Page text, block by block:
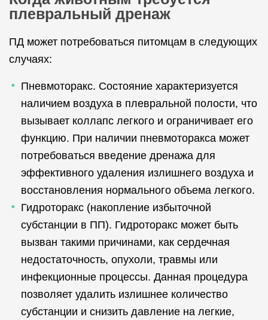
плевральный дренаж
ПД может потребоваться питомцам в следующих
случаях:
Пневмоторакс. Состояние характеризуется
наличием воздуха в плевральной полости, что
вызывает коллапс легкого и ограничивает его
функцию. При наличии пневмоторакса может
потребоваться введение дренажа для
эффективного удаления излишнего воздуха и
восстановления нормального объема легкого.
Гидроторакс (накопление избыточной
субстанции в ПП). Гидроторакс может быть
вызван такими причинами, как сердечная
недостаточность, опухоли, травмы или
инфекционные процессы. Данная процедура
позволяет удалить излишнее количество
субстанции и снизить давление на легкие,